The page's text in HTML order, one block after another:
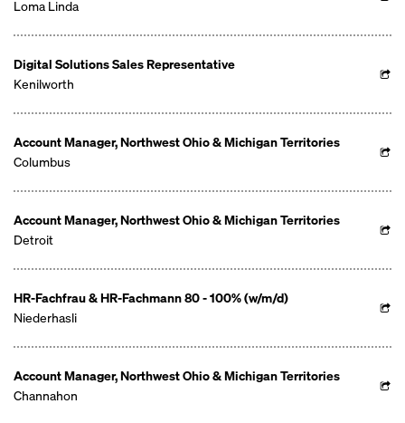
Loma Linda
Digital Solutions Sales Representative
Kenilworth
Account Manager, Northwest Ohio & Michigan Territories
Columbus
Account Manager, Northwest Ohio & Michigan Territories
Detroit
HR-Fachfrau & HR-Fachmann 80 - 100% (w/m/d)
Niederhasli
Account Manager, Northwest Ohio & Michigan Territories
Channahon